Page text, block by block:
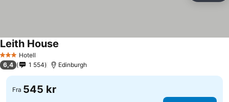
3 StjernerHotell
Leith House
6,4 1 554 Edinburgh
Fra 545 kr